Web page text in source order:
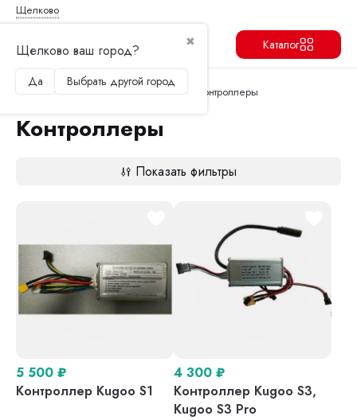
Щелково
✖
Щелково ваш город?
Да Выбрать другой город
Каталог
Главная Запчасти и аксессуары Контроллеры
Контроллеры
Показать фильтры
5 500 ₽
Контроллер Kugoo S1
4 300 ₽
Контроллер Kugoo S3,
Kugoo S3 Pro
Продолжить Перейти в корзину